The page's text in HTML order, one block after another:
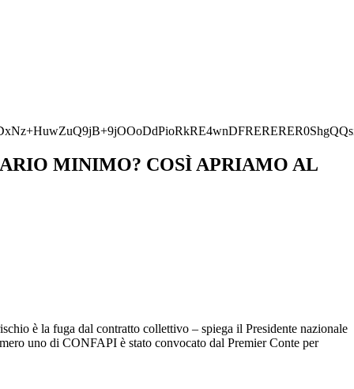
MINIMO? COSÌ APRIAMO AL
è la fuga dal contratto collettivo – spiega il Presidente nazionale
uno di CONFAPI è stato convocato dal Premier Conte per